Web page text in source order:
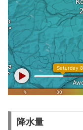
降水量